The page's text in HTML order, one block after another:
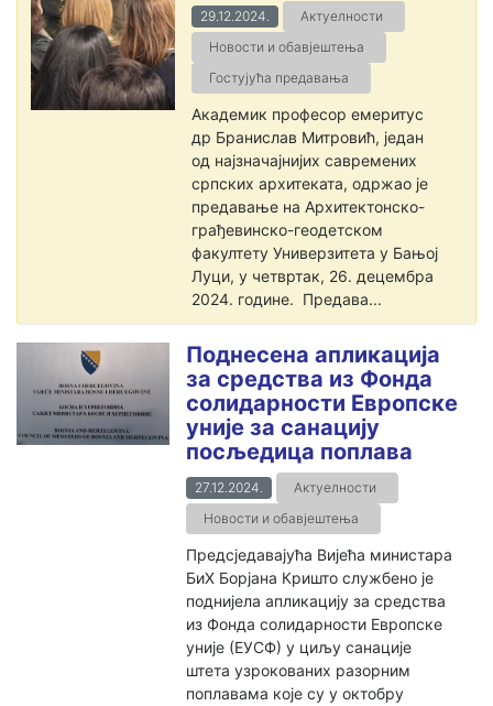
29.12.2024.
Актуелности
Новости и обавјештења
Гостујућа предавања
Академик професор емеритус
др Бранислав Митровић, један
од најзначајнијих савремених
српских архитеката, одржао је
предавање на Архитектонско-
грађевинско-геодетском
факултету Универзитета у Бањој
Луци, у четвртак, 26. децембра
2024. године. Предава...
Поднесена апликација
за средства из Фонда
солидарности Европске
уније за санацију
посљедица поплава
27.12.2024.
Актуелности
Новости и обавјештења
Предсједавајућа Вијећа министара
БиХ Борјана Кришто службено је
поднијела апликацију за средства
из Фонда солидарности Европске
уније (ЕУСФ) у циљу санације
штета узрокованих разорним
поплавама које су у октобру